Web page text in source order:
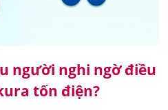
người nghi ngờ điều
tốn điện?